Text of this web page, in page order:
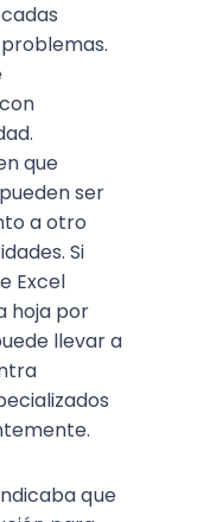
que
ser
a otro
Si
Excel
hoja por
llevar a
que